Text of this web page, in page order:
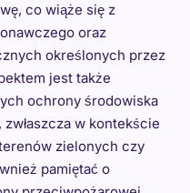
co wiąże się z
oraz
określonych przez
jest także
ochrony środowiska
w kontekście
zielonych czy
pamiętać o